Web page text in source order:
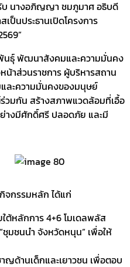
บ นางอภิญญา ชมภูมาศ อธิบดี
เป็นประธานเปิดโครงการ
ธุ์ พัฒนาสังคมและความมั่นคง
าส่วนราชการ ผู้บริหารสถาน
ละความมั่นคงของมนุษย์
วมกัน สร้างสภาพแวดล้อมที่เอื้อ
ย่างมีศักดิ์ศรี ปลอดภัย และมี
จกรรมหลัก ได้แก่
ต้หลักการ 4+6 โมเดลพลัส
มชนนำ จังหวัดหนุน” เพื่อให้
ญด้านเด็กและเยาวชน เพื่อตอบ